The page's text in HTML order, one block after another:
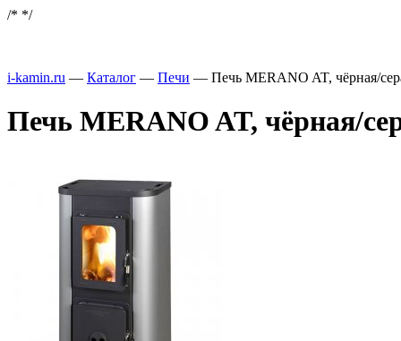
/* */
i-kamin.ru — Каталог — Печи — Печь MERANO AT, чёрная/
Печь MERANO AT, чёрная/